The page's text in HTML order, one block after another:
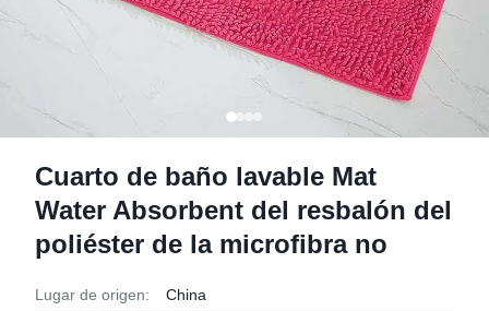
Cuarto de baño lavable Mat
Water Absorbent del resbalón del
poliéster de la microfibra no
Lugar de origen: China